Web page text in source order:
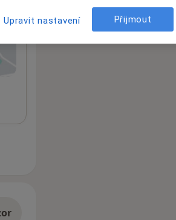
Upravit nastavení Přijmout